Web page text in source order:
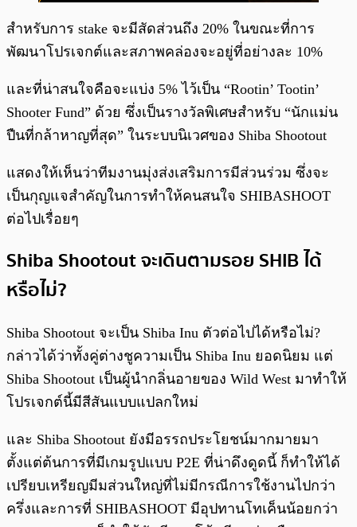
สำหรับการ stake จะมีสัดส่วนถึง 20% ในขณะที่การ
พัฒนาโปรเจกต์และสภาพคล่องจะอยู่ที่อย่างละ 10%
และที่น่าสนใจคือจะแบ่ง 5% ไว้เป็น “Rootin’ Tootin’
Shooter Fund” ด้วย ซึ่งเป็นรางวัลพิเศษสำหรับ “นักแม่น
ปืนที่กล้าหาญที่สุด” ในระบบนิเวศของ Shiba Shootout
แสดงให้เห็นว่าทีมงานมุ่งส่งเสริมการมีส่วนร่วม ซึ่งจะ
เป็นกุญแจสำคัญในการทำให้คนสนใจ SHIBASHOOT
ต่อไปเรื่อยๆ
Shiba Shootout จะเดินตามรอย SHIB ได้
หรือไม่?
Shiba Shootout จะเป็น Shiba Inu ตัวต่อไปได้หรือไม่?
กล่าวได้ว่าทั้งคู่ต่างชูความเป็น Shiba Inu ยอดนิยม แต่
Shiba Shootout เป็นผู้นำกลิ่นอายของ Wild West มาทำให้
โปรเจกต์นี้มีสีสันแบบแปลกใหม่
และ Shiba Shootout ยังมีอรรถประโยชน์มากมายมา
ตั้งแต่ต้นการที่มีเกมรูปแบบ P2E ที่น่าดึงดูดนี้ ก็ทำให้ได้
เปรียบเหรียญมีมส่วนใหญ่ที่ไม่มีกรณีการใช้งานไปกว่า
ครึ่งและการที่ SHIBASHOOT มีอุปทานโทเค็นน้อยกว่า